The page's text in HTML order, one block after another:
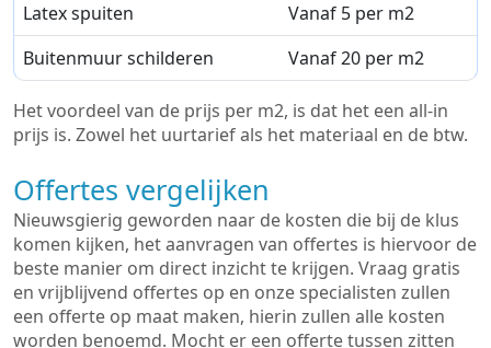
Latex spuiten
Vanaf 5 per m2
Buitenmuur schilderen
Vanaf 20 per m2
Het voordeel van de prijs per m2, is dat het een all-in
prijs is. Zowel het uurtarief als het materiaal en de btw.
Offertes vergelijken
Nieuwsgierig geworden naar de kosten die bij de klus
komen kijken, het aanvragen van offertes is hiervoor de
beste manier om direct inzicht te krijgen. Vraag gratis
en vrijblijvend offertes op en onze specialisten zullen
een offerte op maat maken, hierin zullen alle kosten
worden benoemd. Mocht er een offerte tussen zitten